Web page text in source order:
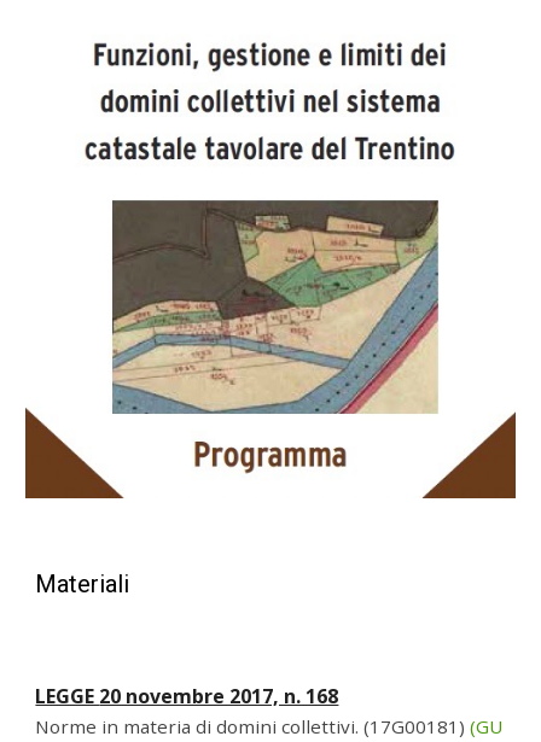
Materiali
LEGGE 20 novembre 2017, n. 168
Norme in materia di domini collettivi. (17G00181)(GU